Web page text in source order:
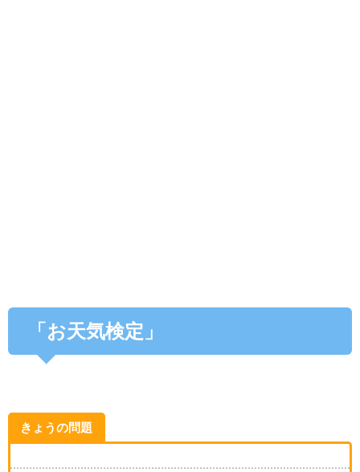
「お天気検定」
きょうの問題